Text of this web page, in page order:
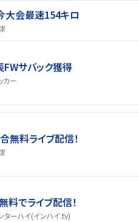
大会最速154キロ
サバック獲得
カー
無料ライブ配信！
でライブ配信！
ターハイ(インハイ.tv)